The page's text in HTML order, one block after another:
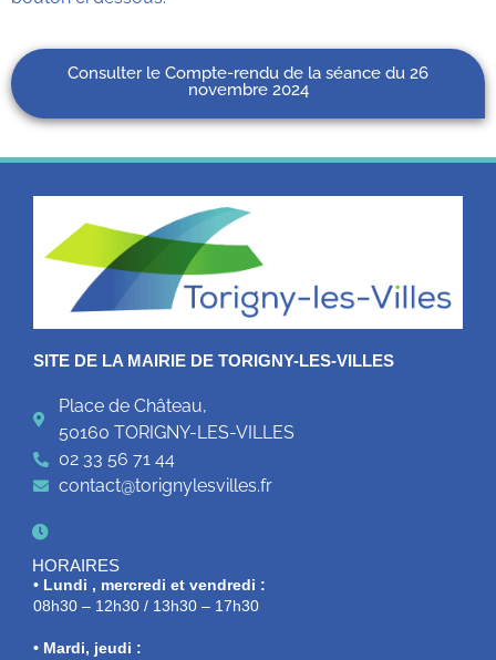
Consulter le Compte-rendu de la séance du 26
novembre 2024
SITE DE LA MAIRIE DE TORIGNY-LES-VILLES
Place de Château,
50160 TORIGNY-LES-VILLES
02 33 56 71 44
contact@torignylesvilles.fr
HORAIRES
• Lundi , mercredi et vendredi :
08h30 – 12h30 / 13h30 – 17h30
• Mardi, jeudi :